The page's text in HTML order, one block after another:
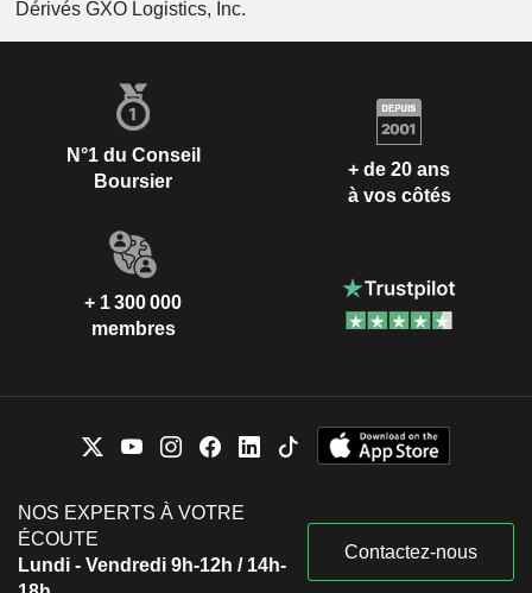
Dérivés GXO Logistics, Inc.
N°1 du Conseil
Boursier
+ de 20 ans
à vos côtés
+ 1 300 000
membres
NOS EXPERTS À VOTRE
ÉCOUTE
Lundi - Vendredi 9h-12h / 14h-
Contactez-nous